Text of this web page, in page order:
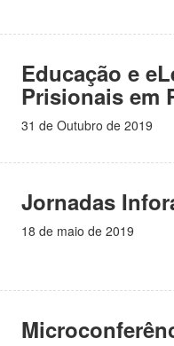
Educação e
Prisionais em
31 de Outubro de 2019
Jornadas
18 de maio de 2019